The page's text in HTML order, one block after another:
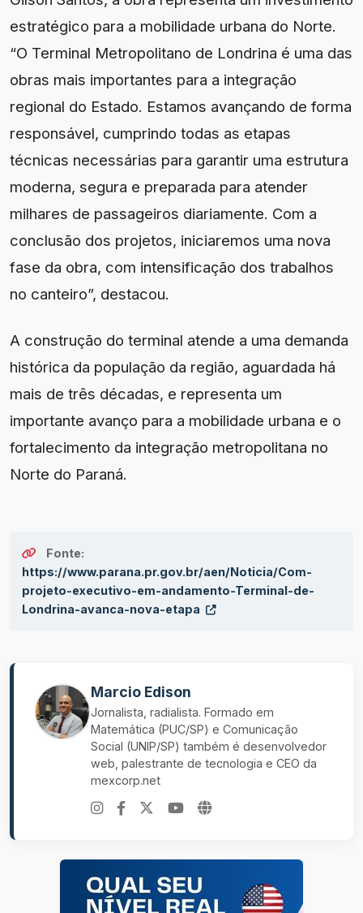
estratégico para a mobilidade urbana do Norte.
“O Terminal Metropolitano de Londrina é uma das
obras mais importantes para a integração
regional do Estado. Estamos avançando de forma
responsável, cumprindo todas as etapas
técnicas necessárias para garantir uma estrutura
moderna, segura e preparada para atender
milhares de passageiros diariamente. Com a
conclusão dos projetos, iniciaremos uma nova
fase da obra, com intensificação dos trabalhos
no canteiro”, destacou.
A construção do terminal atende a uma demanda
histórica da população da região, aguardada há
mais de três décadas, e representa um
importante avanço para a mobilidade urbana e o
fortalecimento da integração metropolitana no
Norte do Paraná.
Fonte:
https://www.parana.pr.gov.br/aen/Noticia/Com-
projeto-executivo-em-andamento-Terminal-de-
Londrina-avanca-nova-etapa
Marcio Edison
Jornalista, radialista. Formado em
Matemática (PUC/SP) e Comunicação
Social (UNIP/SP) também é desenvolvedor
web, palestrante de tecnologia e CEO da
mexcorp.net